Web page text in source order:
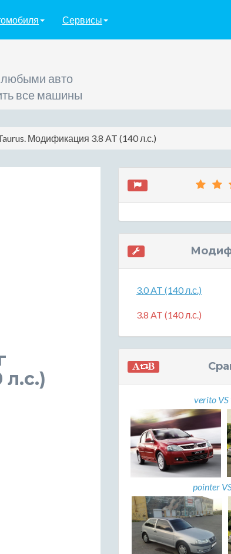
Сервисы
любыми авто
все машины
Модификация 3.8 AT (140 л.с.)
3.0 AT (140 л.с.)
3.8 AT (140 л.с.)
verito VS
pointer